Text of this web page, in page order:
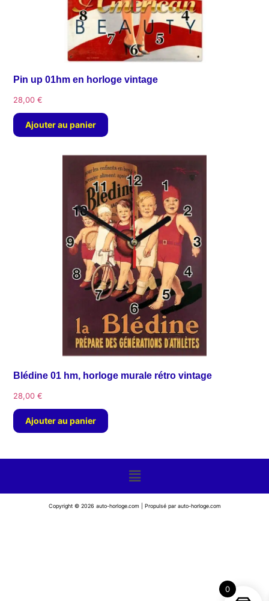
Pin up 01hm en horloge vintage
28,00 €
Ajouter au panier
Blédine 01 hm, horloge murale rétro vintage
28,00 €
Ajouter au panier
Copyright © 2026 auto-horloge.com | Propulsé par auto-horloge.com
0